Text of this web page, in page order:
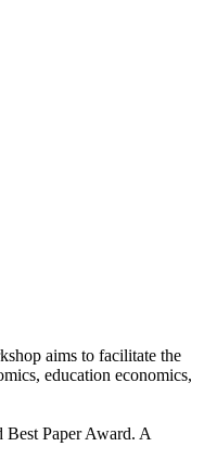
aims to facilitate the
education economics,
Best Paper Award. A